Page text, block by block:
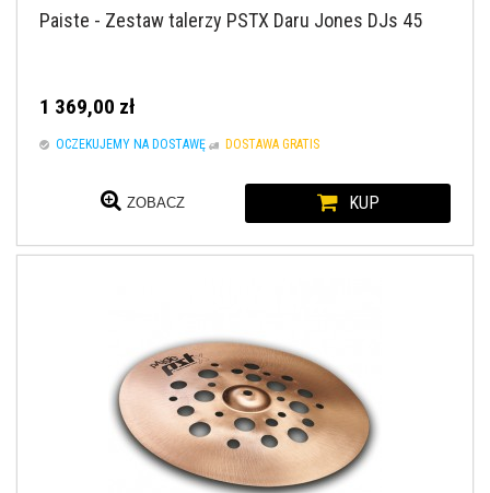
Paiste - Zestaw talerzy PSTX Daru Jones DJs 45
1 369,00 zł
OCZEKUJEMY NA DOSTAWĘ DOSTAWA GRATIS
ZOBACZ KUP